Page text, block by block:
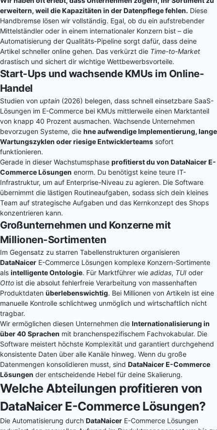
erweitern, weil die Kapazitäten in der Datenpflege fehlen. Diese
Handbremse lösen wir vollständig. Egal, ob du ein aufstrebender
Mittelständler oder in einem internationaler Konzern bist – die
Automatisierung der Qualitäts-Pipeline sorgt dafür, dass deine
Artikel schneller online gehen. Das verkürzt die Time-to-Market
drastisch und sichert dir wichtige Wettbewerbsvorteile.
Start-Ups und wachsende KMUs im Online-
Handel
Studien von uptain (2026) belegen, dass schnell einsetzbare SaaS-
Lösungen im E-Commerce bei KMUs mittlerweile einen Marktanteil
von knapp 40 Prozent ausmachen. Wachsende Unternehmen
bevorzugen Systeme, die hne aufwendige Implementierung, lange
Wartungszyklen oder riesige Entwicklerteams sofort
funktionieren.
Gerade in dieser Wachstumsphase profitierst du von DataNaicer E-
Commerce Lösungen enorm. Du benötigst keine teure IT-
Infrastruktur, um auf Enterprise-Niveau zu agieren. Die Software
übernimmt die lästigen Routineaufgaben, sodass sich dein kleines
Team auf strategische Aufgaben und das Kernkonzept des Shops
konzentrieren kann.
Großunternehmen und Konzerne mit
Millionen-Sortimenten
Im Gegensatz zu starren Tabellenstrukturen organisieren
DataNaicer E-Commerce Lösungen komplexe Konzern-Sortimente
als intelligente Ontologie. Für Marktführer wie adidas, TUI oder
Otto ist die absolut fehlerfreie Verarbeitung von massenhaften
Produktdaten überlebenswichtig. Bei Millionen von Artikeln ist eine
manuelle Kontrolle schlichtweg unmöglich und wirtschaftlich nicht
tragbar.
Wir ermöglichen diesen Unternehmen die Internationalisierung in
über 40 Sprachen mit branchenspezifischem Fachvokabular. Die
Software meistert höchste Komplexität und garantiert durchgehend
konsistente Daten über alle Kanäle hinweg. Wenn du große
Datenmengen konsolidieren musst, sind DataNaicer E-Commerce
Lösungen der entscheidende Hebel für deine Skalierung.
Welche Abteilungen profitieren von
DataNaicer E-Commerce Lösungen?
Die Automatisierung durch DataNaicer E-Commerce Lösungen